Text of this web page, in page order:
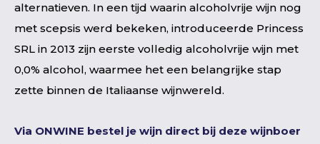
alternatieven. In een tijd waarin alcoholvrije wijn nog
met scepsis werd bekeken, introduceerde Princess
SRL in 2013 zijn eerste volledig alcoholvrije wijn met
0,0% alcohol, waarmee het een belangrijke stap
zette binnen de Italiaanse wijnwereld.
Via ONWINE bestel je wijn direct bij deze wijnboer